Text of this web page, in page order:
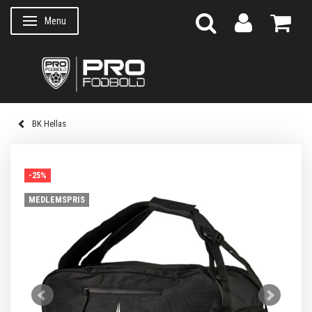
Skifte navigation
Menu
BK Hellas
-25%
MEDLEMSPRIS